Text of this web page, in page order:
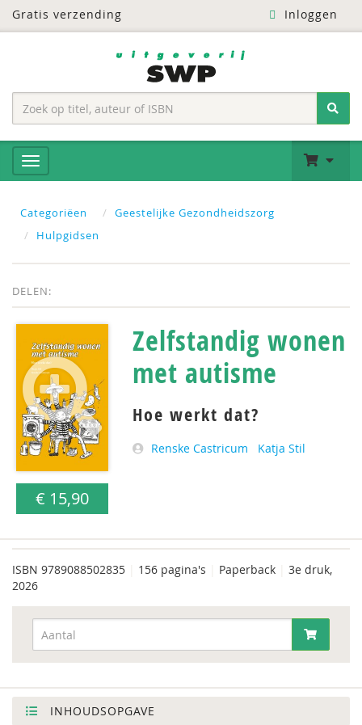
Gratis verzending Inloggen
Categoriëen
Geestelijke Gezondheidszorg
Hulpgidsen
DELEN:
€ 15,90
Zelfstandig wonen
met autisme
Hoe werkt dat?
Renske Castricum Katja Stil
ISBN 9789088502835 156 pagina's Paperback
3e druk,
2026
INHOUDSOPGAVE